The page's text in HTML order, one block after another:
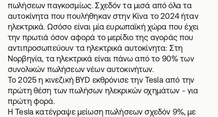
πωλήσεων παγκοσμίως. Σχεδόν τα μισά από όλα τα
αυτοκίνητα που πουλήθηκαν στην Κίνα το 2024 ήταν
ηλεκτρικά. Ωσόσο είναι μία ευρωπαϊκή χώρα που έχει
την πρωτιά όσον αφορά το μερίδιο της αγοράς που
αντιπροσωπεύουν τα ηλεκτρικά αυτοκίνητα: Στη
Νορβηγία, τα ηλεκτρικά είναι πάνω από το 90% των
συνολικών πωλήσεων νέων αυτοκινήτων.
Το 2025 η κινεζική BYD εκθρόνισε την Tesla από την
πρώτη θέση των πωλήσων ηλεκρικών οχημάτων - για
πρώτη φορά.
Η Tesla κατέγραψε μείωση πωλήσεων σχεδόν 9%, με